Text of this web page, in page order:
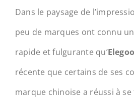
Dans le paysage de
peu de marques ont connu
rapide et fulgurante qu’Elegoo
récente que certains de ses
marque chinoise a réussi à